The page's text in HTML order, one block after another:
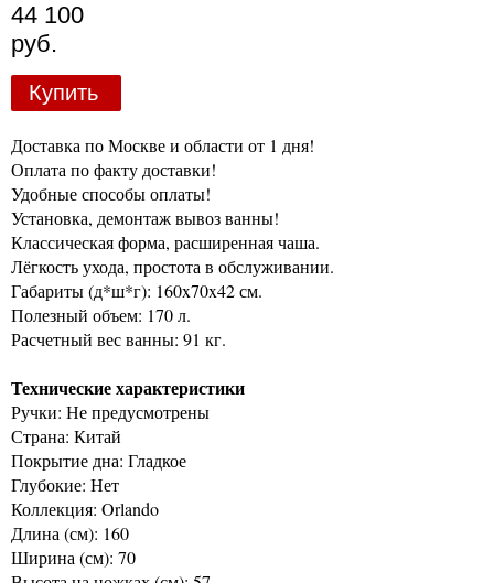
44 100
руб.
Купить
Доставка по Москве и области от 1 дня!
Оплата по факту доставки!
Удобные способы оплаты!
Установка, демонтаж вывоз ванны!
Классическая форма, расширенная чаша.
Лёгкость ухода, простота в обслуживании.
Габариты (д*ш*г): 160x70x42 см.
Полезный объем: 170 л.
Расчетный вес ванны: 91 кг.
Технические характеристики
Ручки: Не предусмотрены
Страна: Китай
Покрытие дна: Гладкое
Глубокие: Нет
Коллекция: Orlando
Длина (см): 160
Ширина (см): 70